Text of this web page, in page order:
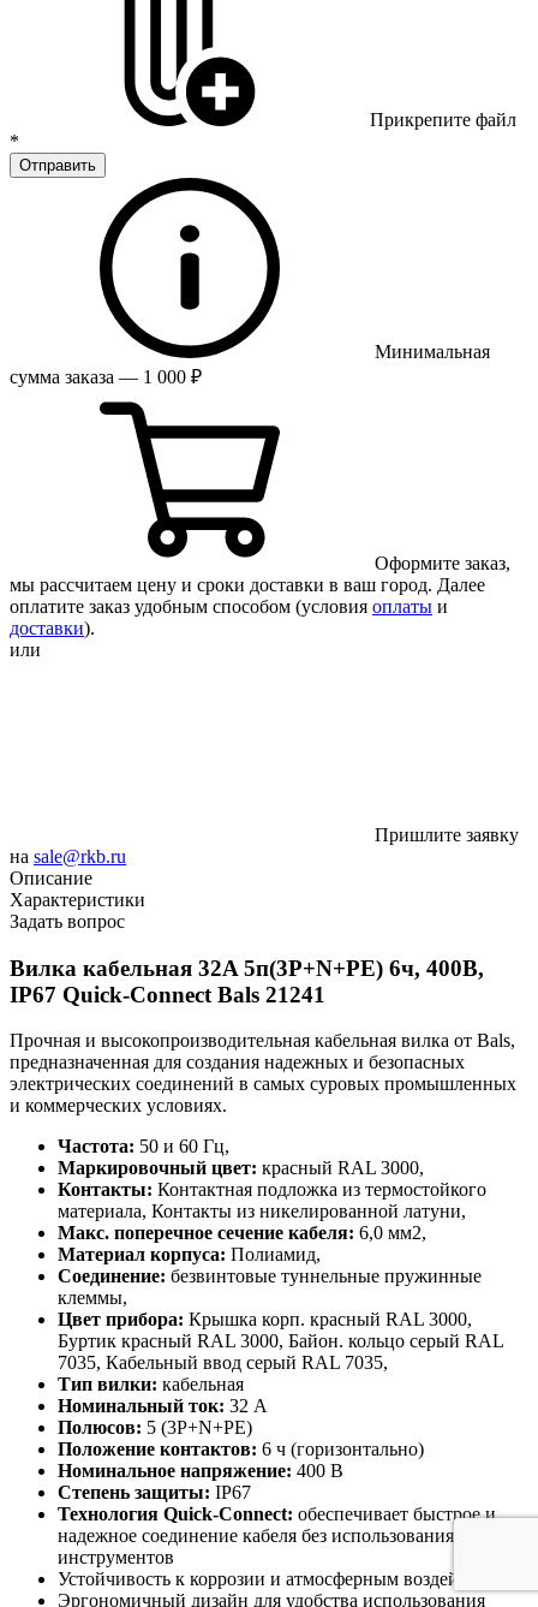
Прикрепите файл
*
Отправить
Минимальная
сумма заказа — 1 000 ₽
Оформите заказ,
мы рассчитаем цену и сроки доставки в ваш город. Далее
оплатите заказ удобным способом (условия оплаты и
доставки).
или
Пришлите заявку
на sale@rkb.ru
Описание
Характеристики
Задать вопрос
Вилка кабельная 32A 5п(3P+N+PE) 6ч, 400В,
IP67 Quick-Connect Bals 21241
Прочная и высокопроизводительная кабельная вилка от Bals,
предназначенная для создания надежных и безопасных
электрических соединений в самых суровых промышленных
и коммерческих условиях.
Частота: 50 и 60 Гц,
Маркировочный цвет: красный RAL 3000,
Контакты: Контактная подложка из термостойкого
материала, Контакты из никелированной латуни,
Макс. поперечное сечение кабеля: 6,0 мм2,
Материал корпуса: Полиамид,
Соединение: безвинтовые туннельные пружинные
клеммы,
Цвет прибора: Крышка корп. красный RAL 3000,
Буртик красный RAL 3000, Байон. кольцо серый RAL
7035, Кабельный ввод серый RAL 7035,
Тип вилки: кабельная
Номинальный ток: 32 А
Полюсов: 5 (3P+N+PE)
Положение контактов: 6 ч (горизонтально)
Номинальное напряжение: 400 В
Степень защиты: IP67
Технология Quick-Connect: обеспечивает быстрое и
надежное соединение кабеля без использования
инструментов
Устойчивость к коррозии и атмосферным воздействиям
Эргономичный дизайн для удобства использования